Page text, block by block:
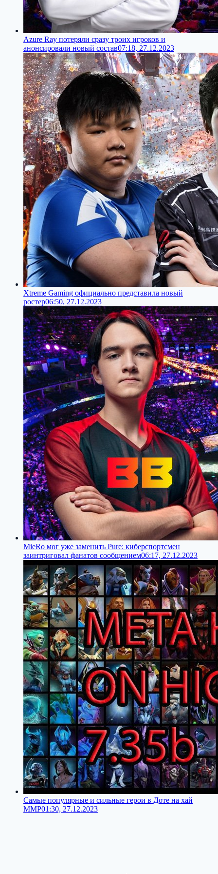
Azure Ray потеряли сразу троих игроков и
анонсировали новый состав07:18, 27.12.2023
Xtreme Gaming официально представила новый
ростер06:50, 27.12.2023
MieRo мог уже заменить Pure: киберспортсмен
заинтриговал фанатов сообщением06:17, 27.12.2023
Самые популярные и сильные герои в Доте на хай
ММР01:30, 27.12.2023